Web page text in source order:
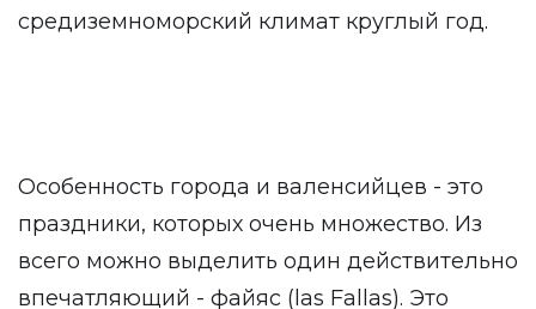
средиземноморский климат круглый год.
Особенность города и валенсийцев - это
праздники, которых очень множество. Из
всего можно выделить один действительно
впечатляющий - файяс (las Fallas). Это